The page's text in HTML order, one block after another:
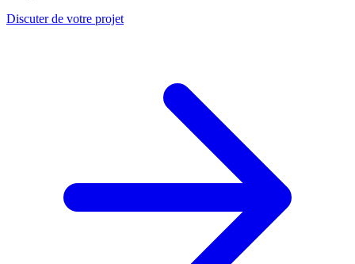
Discuter de votre projet